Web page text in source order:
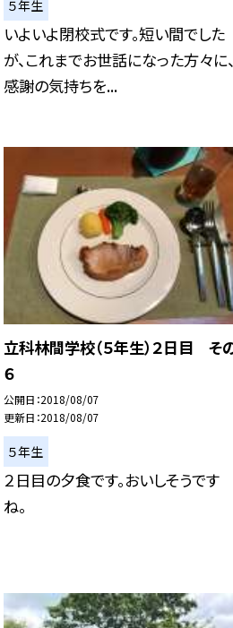
５年生
いよいよ閉校式です。短い間でした
が、これまでお世話になった方々に、
感謝の気持ちを...
立科林間学校（５年生）２日目 そ
６
公開日 2018/08/07
更新日 2018/08/07
５年生
２日目の夕食です。おいしそうです
ね。